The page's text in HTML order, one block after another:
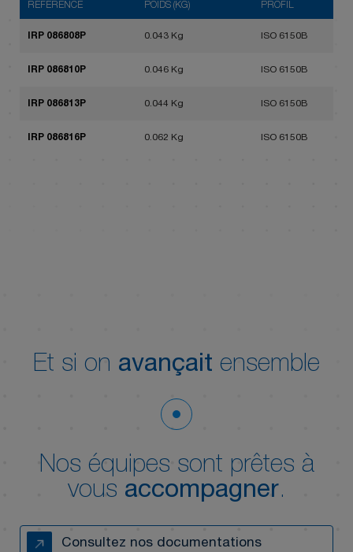
RÉFÉRENCE POIDS (KG) PROFIL
IRP 086808P 0.043 Kg ISO 6150B
IRP 086810P 0.046 Kg ISO 6150B
IRP 086813P 0.044 Kg ISO 6150B
IRP 086816P 0.062 Kg ISO 6150B
Et si on avançait ensemble
Nos équipes sont prêtes à
vous accompagner.
Consultez nos documentations